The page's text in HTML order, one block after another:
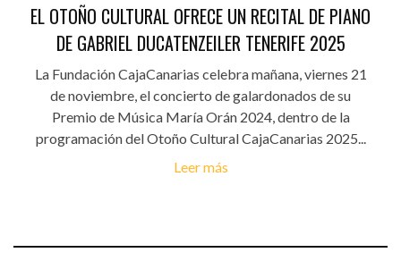
EL OTOÑO CULTURAL OFRECE UN RECITAL DE PIANO
DE GABRIEL DUCATENZEILER TENERIFE 2025
La Fundación CajaCanarias celebra mañana, viernes 21
de noviembre, el concierto de galardonados de su
Premio de Música María Orán 2024, dentro de la
programación del Otoño Cultural CajaCanarias 2025...
Leer más